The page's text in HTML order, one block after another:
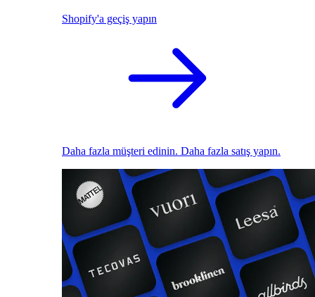
Shopify'a geçiş yapın
Daha fazla müşteri edinin. Daha fazla satış yapın.